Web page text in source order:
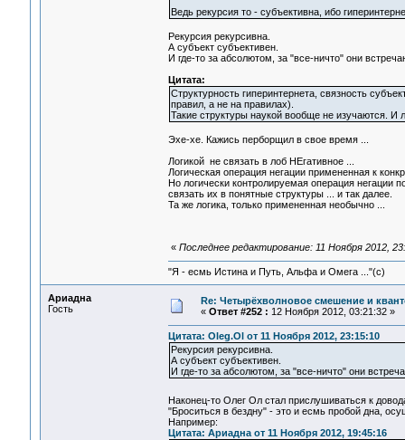
Ведь рекурсия то - субъективна, ибо
Рекурсия рекурсивна.
А субъект субъективен.
И где-то за абсолютом, за "все-ничто" они
Цитата:
Структурность гиперинтернета, связность
правил, а не на правилах).
Такие структуры наукой вообще не изучаются. И
Эхе-хе. Кажись перборщил в свое время ...
Логикой не связать в лоб НЕгативное ...
Логическая операция негации примененная к
Но логически контролируемая операция негации
связать их в понятные структуры ... и так далее.
Та же логика, только примененная необычно ...
« Последнее редактирование: 11 Ноября 2012,
"Я - есмь Истина и Путь, Альфа и Омега ..."(с)
Ариадна
Гость
Re: Четырёхволновое смешение и
« Ответ #252 : 12 Ноября 2012, 03:21:32 »
Цитата: Oleg.Ol от 11 Ноября 2012, 23:15:10
Рекурсия рекурсивна.
А субъект субъективен.
И где-то за абсолютом, за "все-ничто" они
Наконец-то Олег Ол стал прислушиваться к
"Броситься в бездну" - это и есмь пробой дна,
Например:
Цитата: Ариадна от 11 Ноября 2012, 19:45:16